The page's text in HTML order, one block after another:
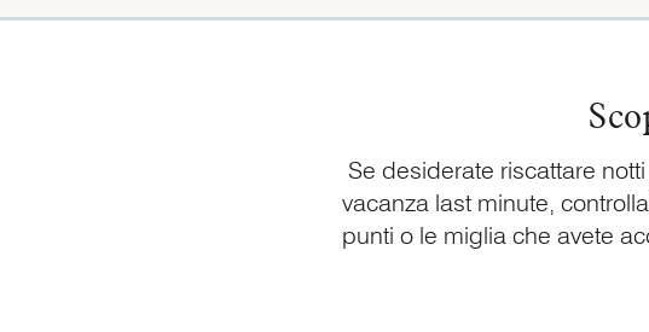
Se desiderate riscattare
vacanza last minute,
punti o le miglia che avete